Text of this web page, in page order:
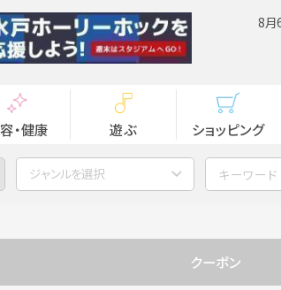
8月
・健康 遊ぶ ショッピング
ジャンルを選択
クーポン